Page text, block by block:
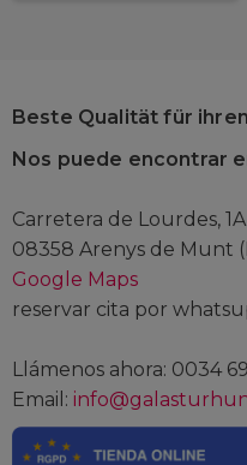
Beste Qualität für
Nos puede encontrar
Carretera de Lourdes, 1A
08358 Arenys de Munt
Google Maps
reservar cita por
Llámenos ahora: 0034
Email: